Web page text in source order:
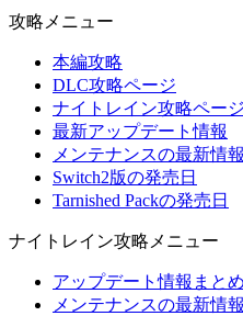
攻略メニュー
本編攻略
DLC攻略ページ
ナイトレイン攻略ページ
最新アップデート情報
メンテナンスの最新情報
Switch2版の発売日
Tarnished Packの発売日
ナイトレイン攻略メニュー
アップデート情報まとめ
メンテナンスの最新情報